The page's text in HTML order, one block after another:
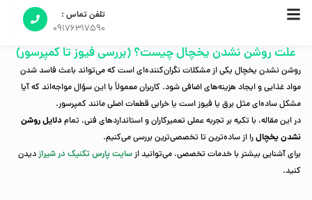
تلفن تماس :
09176317590
علت روشن نشدن یخچال چیست؟ (بررسی فیوز تا کمپرسور)
روشن نشدن یخچال یکی از مشکلات نگران‌کننده‌ای است که می‌تواند باعث فاسد شدن
مواد غذایی و ایجاد هزینه‌های اضافی شود. کاربران معمولاً با این سؤال مواجه‌اند که آیا
مشکل ساده‌ای مثل برق یا فیوز است یا خرابی قطعات اصلی مانند کمپرسور.
در این مقاله، با تکیه بر تجربه عملی تعمیرکاران و استانداردهای فنی، تمام دلایل روشن
نشدن یخچالرا از ساده‌ترین تا تخصصی‌ترین بررسی می‌کنیم.
برای آشنایی بیشتر با خدمات تخصصی، می‌توانید ازسایت پارس تکنیک در شیرازدیدن
کنید.